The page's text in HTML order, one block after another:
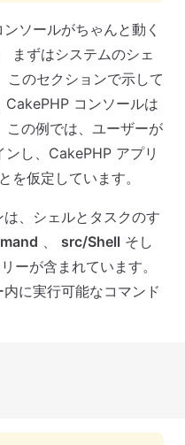
ソールがちゃんと動く
まずはシステムのシェ
このセクションで示して
コンソールは
の例では、ユーザーが
し、CakePHP アプリ
を仮定しています。
、シェルとタスクのす
、 src/Shell そし
ーが含まれています。
に実行可能なコマンド